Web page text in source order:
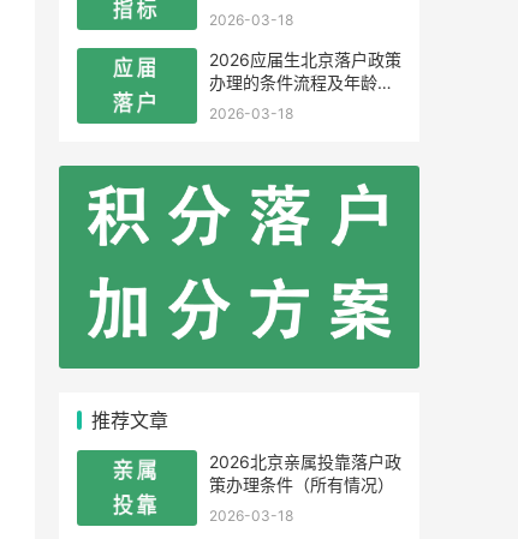
学生）
2026-03-18
2026应届生北京落户政策
办理的条件流程及年龄限
制
2026-03-18
推荐文章
2026北京亲属投靠落户政
策办理条件（所有情况）
2026-03-18